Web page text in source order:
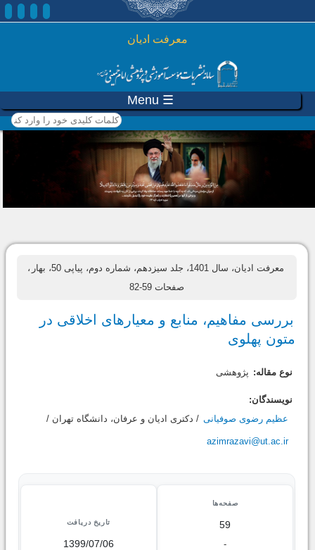
رفتن به محتوای اصلی
معرفت ادیان
☰ Menu
کلمات کلیدی خود را وارد
کنید
معرفت ادیان، سال 1401، جلد سیزدهم، شماره دوم، پیاپی 50، بهار
،
صفحات 59-82
بررسی مفاهیم، منابع و معیارهای اخلاقی در
متون پهلوی
نوع مقاله: پژوهشی
نویسندگان:
عظیم رضوی صوفیانی / دکتری ادیان و عرفان، دانشگاه تهران /
azimrazavi@ut.ac.ir
صفحه‌ها
59
-
تاریخ دریافت
1399/07/06